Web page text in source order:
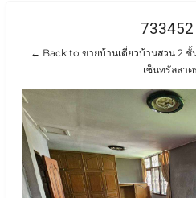
← Back to ขายบ้านเดี่ยวบ้านสวน 2 ชั้
เซ็นทรัลลา